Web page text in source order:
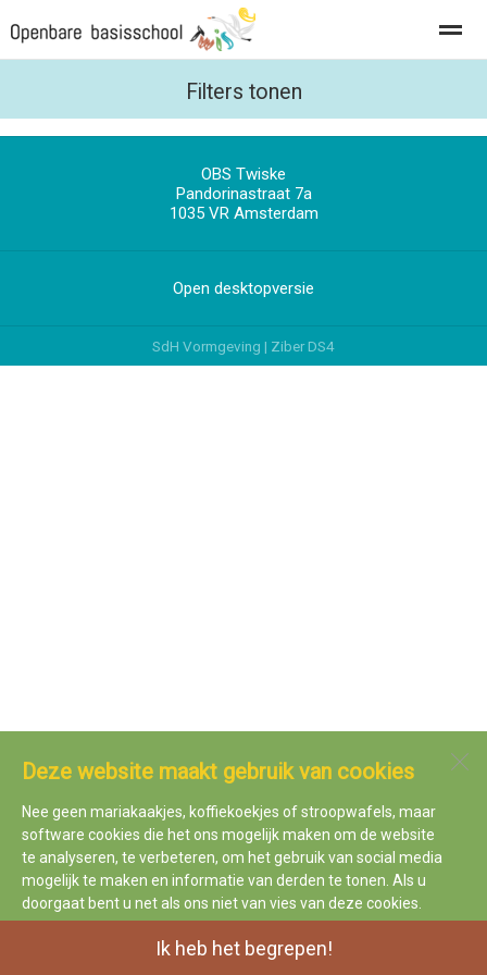
Zoeken
Deze website maakt gebruik van cookies
Nee geen mariakaakjes, koffiekoekjes of stroopwafels, maar
software cookies die het ons mogelijk maken om de website
te analyseren, te verbeteren, om het gebruik van social media
mogelijk te maken en informatie van derden te tonen. Als u
doorgaat bent u net als ons niet van vies van deze cookies.
Ik heb het begrepen!
Filters tonen
OBS Twiske
Pandorinastraat 7a
1035 VR Amsterdam
Open desktopversie
SdH Vormgeving | Ziber DS4